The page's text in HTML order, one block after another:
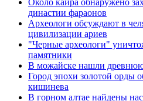
Около каира обнаружено
династии фараонов
Археологи обсуждают в
цивилизации ариев
"Черные археологи"
памятники
В можайске нашли
Город эпохи золотой орды
кишинева
В горном алтае найдены